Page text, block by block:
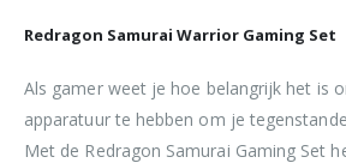
Redragon Samurai Warrior Gaming Set
Als gamer weet je hoe belangrijk het is
apparatuur te hebben om je
Met de Redragon Samurai Gaming Set